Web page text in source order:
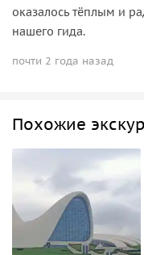
оказалось тёплым и
нашего гида.
почти 2 года назад
Похожие